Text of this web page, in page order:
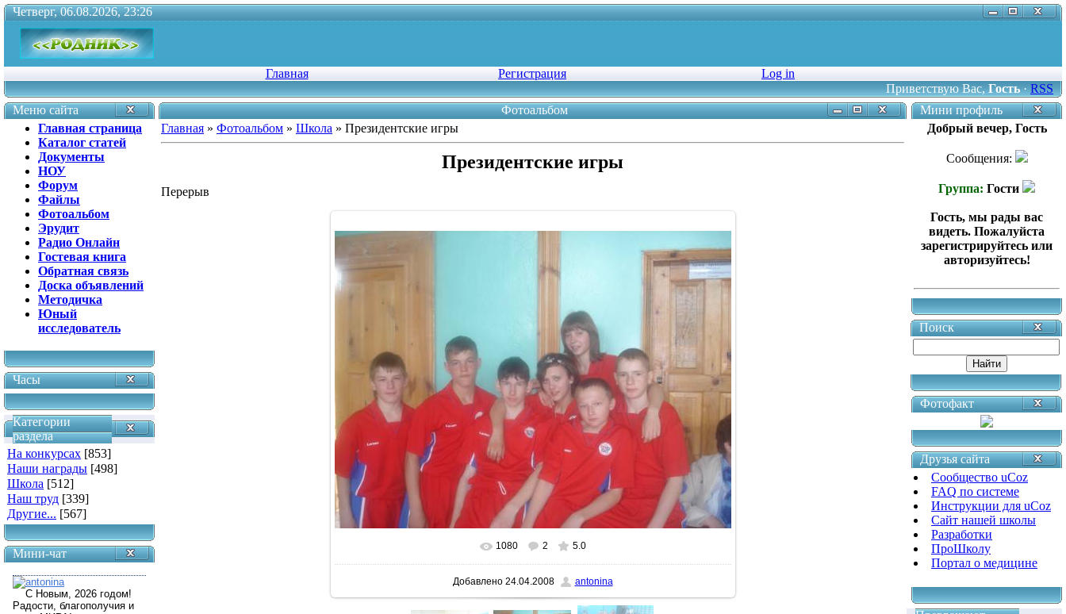
Четверг, 06.08.2026, 23:26
Главная Регистрация
Log in
Приветствую Вас,Гость·RSS
Меню сайта
Главная страница
Каталог статей
Документы
НОУ
Форум
Файлы
Фотоальбом
Эрудит
Радио Онлайн
Гостевая книга
Обратная связь
Доска объявлений
Методичка
Юный
исследователь
Часы
Категории
раздела
На конкурсах [853]
Наши награды [498]
Школа [512]
Наш труд [339]
Другие... [567]
Мини-чат
Фотоальбом
Главная » Фотоальбом » Школа » Президентские игры
Президентские игры
Перерыв
В реальном размере 1024x768
1080 2 5.0
Добавлено24.04.2008 antonina
Мини профиль
Добрый вечер, Гость
Сообщения:
Группа: Гости
Гость, мы рады вас
видеть. Пожалуйста
зарегистрируйтесь или
авторизуйтесь!
Поиск
Фотофакт
Друзья сайта
Сообщество uCoz
FAQ по системе
Инструкции для uCoz
Сайт нашей школы
Разработки
ПроШколу
Портал о медицине